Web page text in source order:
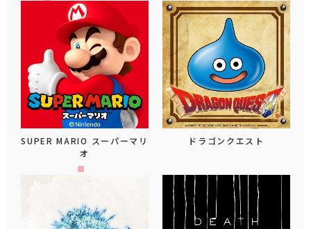
SUPER MARIO スーパーマリ
オ
ドラゴンクエスト